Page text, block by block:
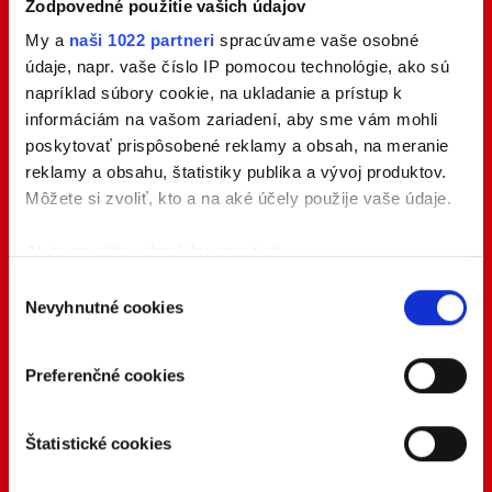
Zodpovedné použitie vašich údajov
My a naši 1022 partneri spracúvame vaše osobné
údaje, napr. vaše číslo IP pomocou technológie, ako sú
napríklad súbory cookie, na ukladanie a prístup k
informáciám na vašom zariadení, aby sme vám mohli
poskytovať prispôsobené reklamy a obsah, na meranie
reklamy a obsahu, štatistiky publika a vývoj produktov.
Môžete si zvoliť, kto a na aké účely použije vaše údaje.
polohe s presnosťou na niekoľko metrov
skenovaním konkrétnych charakteristík (odtlačky
prstov).
údaje, nájdete v časti s
. Súhlas
súhlasu
Nevyhnutné cookies
Preferenčné cookies
Štatistické cookies